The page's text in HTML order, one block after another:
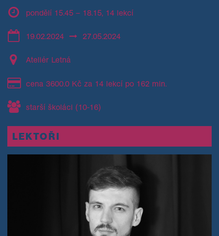
pondělí 15.45 – 18.15, 14 lekcí
19.02.2024 27.05.2024
Ateliér Letná
cena 3600.0 Kč za 14 lekcí po 162 min.
starší školáci (10-16)
LEKTOŘI